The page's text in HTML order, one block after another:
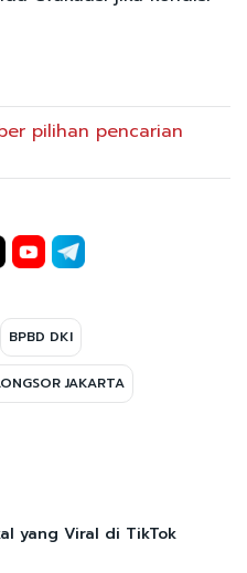
pilihan pencarian
BPBD DKI
JAKARTA
yang Viral di TikTok